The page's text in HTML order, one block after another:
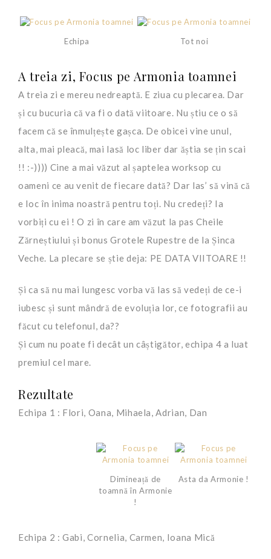
Echipa Tot noi
A treia zi, Focus pe Armonia toamnei
A treia zi e mereu nedreaptă. E ziua cu plecarea. Dar
și cu bucuria că va fi o dată viitoare. Nu știu ce o să
facem că se înmulțește gașca. De obicei vine unul,
alta, mai pleacă, mai lasă loc liber dar ăștia se țin scai
!! :-)))) Cine a mai văzut al șaptelea worksop cu
oameni ce au venit de fiecare dată? Dar las’ să vină că
e loc în inima noastră pentru toți. Nu credeți? Ia
vorbiți cu ei ! O zi în care am văzut la pas Cheile
Zărneștiului și bonus Grotele Rupestre de la Șinca
Veche. La plecare se știe deja: PE DATA VIITOARE !!
Și ca să nu mai lungesc vorba vă las să vedeți de ce-i
iubesc și sunt mândră de evoluția lor, ce fotografii au
făcut cu telefonul, da??
Și cum nu poate fi decât un câștigător, echipa 4 a luat
premiul cel mare.
Rezultate
Echipa 1 : Flori, Oana, Mihaela, Adrian, Dan
Dimineață de
toamnă în Armonie
!
Asta da Armonie !
Echipa 2 : Gabi, Cornelia, Carmen, Ioana Mică